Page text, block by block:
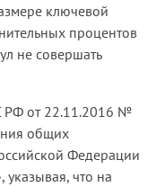
ключевой
процентов
не совершать
РФ от 22.11.2016 №
общих
Федерации
указывая, что на